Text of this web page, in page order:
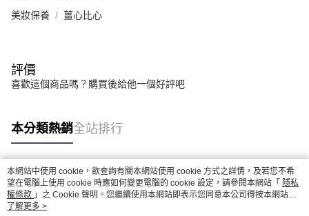
美妝保養 薑心比心
評價
喜歡這個商品嗎？購買後給他一個好評吧
本分類熱銷全站排行
熱門標籤
本網站中使用 cookie，欲查詢有關本網站使用 cookie 方式之詳情，及若您不希
望在電腦上使用 cookie 時應如何變更電腦的 cookie 設定，請參閱本網站「 隱私
權條款 」之 Cookie 聲明。您繼續使用本網站即表示您同意本公司得按本網站使
用條款之 Cookie 聲明使用 cookie。
了解更多 >